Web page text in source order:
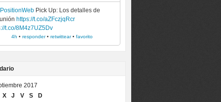
Pick Up: Los detalles de
https://t.co/aZFczjqRcr
t.co/8M4z7UZ5Dv
4h • responder• retwittear• favorito
2017
X
J V S D